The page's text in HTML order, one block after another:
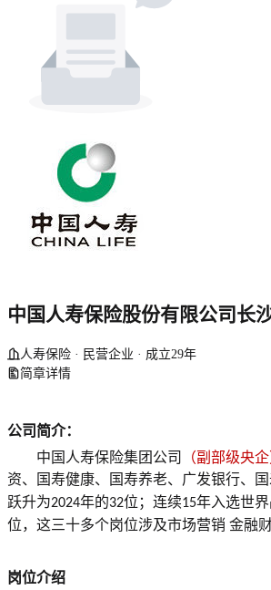
中国人寿保险股份有限公司长
人寿保险 · 民营企业 · 成立29年
简章详情
公司简介：
中国人寿保险集团公司
（副部级央企
资、国寿健康、国寿养老、广发银行、
跃升为2024年的32位；连续15年入选世
位，这三十多个岗位涉及市场营销 金融
岗位介绍